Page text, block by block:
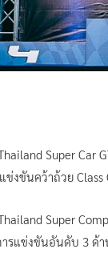
Super Car
ข่งขันคว้าถ้วย
Super
รแข่งขันอันดับ 3 ด้า